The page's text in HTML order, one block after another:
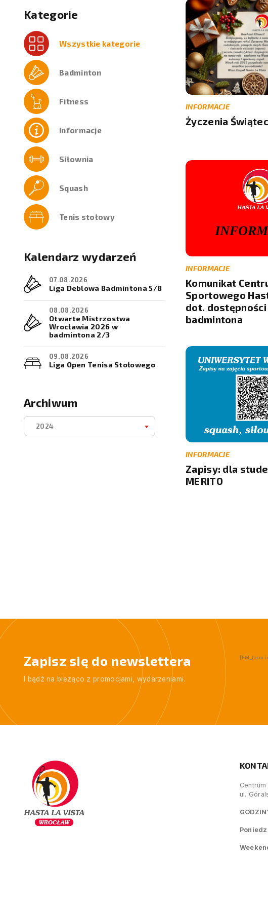
Kategorie
Wszystkie kategorie
Badminton
Fitness
Informacje
Siłownia
Squash
Tenis stołowy
Archiwum
2024
Kalendarz wydarzeń
07.08.2026
Liga Deblowa Badmintona 5/8
08.08.2026
Otwarte Mistrzostwa
Wrocławia 2026 w
badmintona 2/3
09.08.2026
Liga Open Tenisa Stołowego
Liga Open Badmintona 5/8
10.08.2026
Półkolonie Letnie – 7 turnus
INFORMACJE
Życzenia
INFORMACJE
Komunikat
Sportowego
dot.
badmintona
INFORMACJE
Zapisy: dla
MERITO
Zapisz się do newslettera
I bądź na bieżąco z promocjami, wydarzeniami.
[FM_form
ul.